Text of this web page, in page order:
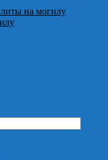
на могилу